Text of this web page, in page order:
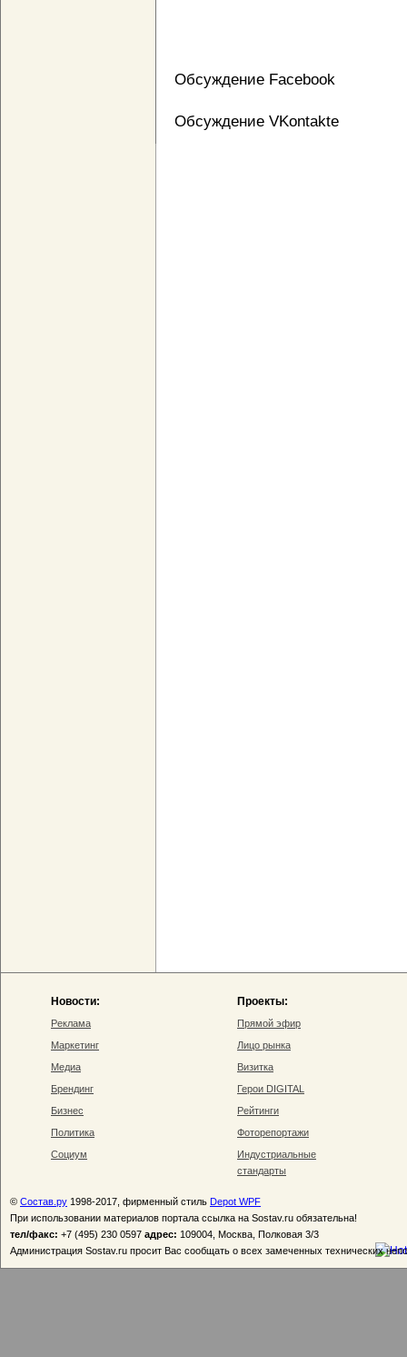
Обсуждение Facebook
Обсуждение VKontakte
Новости:
Реклама
Маркетинг
Медиа
Брендинг
Бизнес
Политика
Социум
Проекты:
Прямой эфир
Лицо рынка
Визитка
Герои DIGITAL
Рейтинги
Фоторепортажи
Индустриальные
стандарты
© Состав.ру 1998-2017, фирменный стиль Depot WPF
При использовании материалов портала ссылка на Sostav.ru обязательна!
тел/факс: +7 (495) 230 0597 адрес: 109004, Москва, Полковая 3/3
Администрация Sostav.ru просит Вас сообщать о всех замеченных технических